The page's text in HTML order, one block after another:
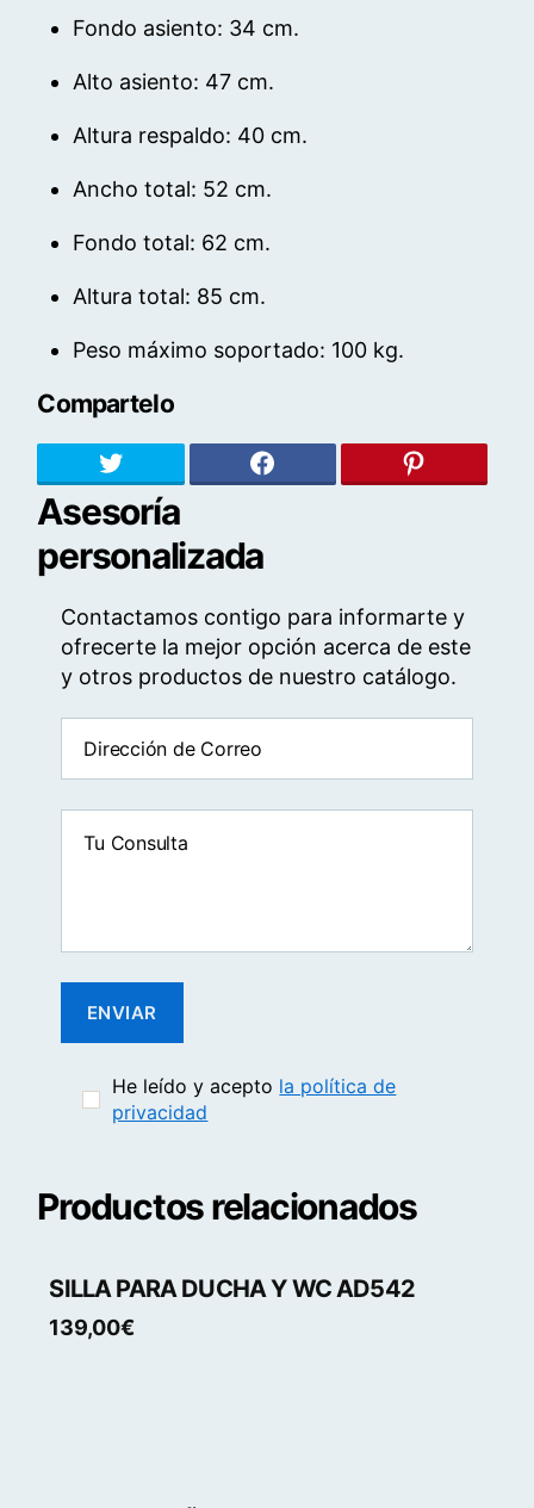
Fondo asiento: 34 cm.
Alto asiento: 47 cm.
Altura respaldo: 40 cm.
Ancho total: 52 cm.
Fondo total: 62 cm.
Altura total: 85 cm.
Peso máximo soportado: 100 kg.
Compartelo
Twitter facebook pinteres
Asesoría
personalizada
Contactamos contigo para informarte y
ofrecerte la mejor opción acerca de este
y otros productos de nuestro catálogo.
He leído y acepto la política de
privacidad
Productos relacionados
SILLA PARA DUCHA Y WC AD542
139,00€